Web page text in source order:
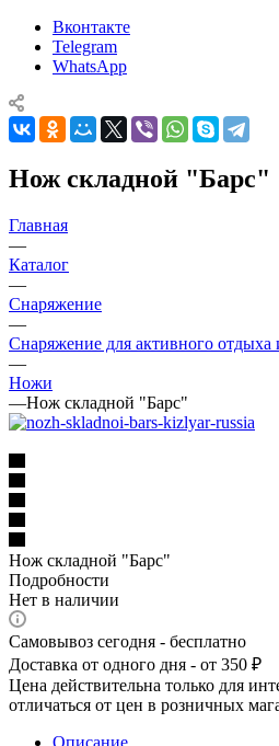
Вконтакте
Telegram
WhatsApp
Нож складной "Барс"
Главная
—
Каталог
—
Снаряжение
—
Снаряжение для активного отдыха
—
Ножи
—Нож складной "Барс"
Нож складной "Барс"
Подробности
Нет в наличии
Самовывоз сегодня - бесплатно
Доставка от одного дня - от 350 ₽
Цена действительна только для
отличаться от цен в розничных
Описание